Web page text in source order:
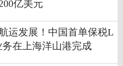
亿美元
运发展！中国首单保税L
务在上海洋山港完成